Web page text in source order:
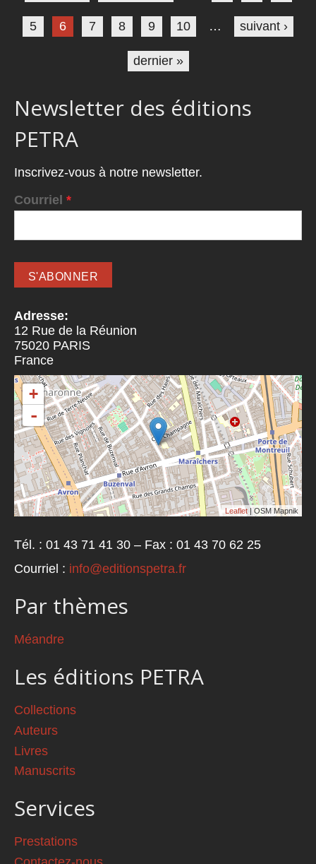
5 6 7 8 9 10 … suivant ›
dernier »
Newsletter des éditions
PETRA
Inscrivez-vous à notre newsletter.
Courriel *
Adresse:
12 Rue de la Réunion
75020 PARIS
France
+
-
Leaflet | OSM Mapnik
Tél. : 01 43 71 41 30 – Fax : 01 43 70 62 25
Courriel : info@editionspetra.fr
Par thèmes
Méandre
Les éditions PETRA
Collections
Auteurs
Livres
Manuscrits
Services
Prestations